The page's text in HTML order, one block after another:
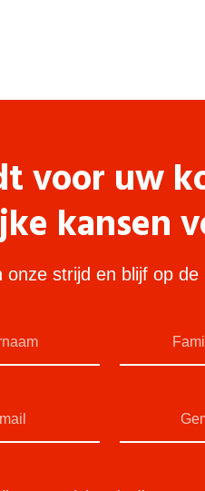
voor uw
kansen
onze strijd en blijf op de